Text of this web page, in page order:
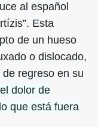
al español
Esta
de un hueso
o dislocado,
regreso en su
dolor de
que está fuera